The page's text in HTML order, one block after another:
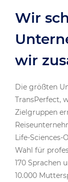
Wir
wir
Die größten
TransPerfect,
Zielgruppen
Life-Sciences-
Wahl für
170 Sprachen
10.000